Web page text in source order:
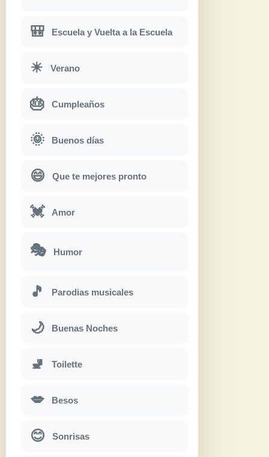
🎒 Escuela y Vuelta a la Escuela
☀ Verano
🎂 Cumpleaños
🌞 Buenos días
😄 Que te mejores pronto
💓 Amor
🎭 Humor
🎵 Parodias musicales
🌙 Buenas Noches
🚽 Toilette
💋 Besos
😊 Sonrisas